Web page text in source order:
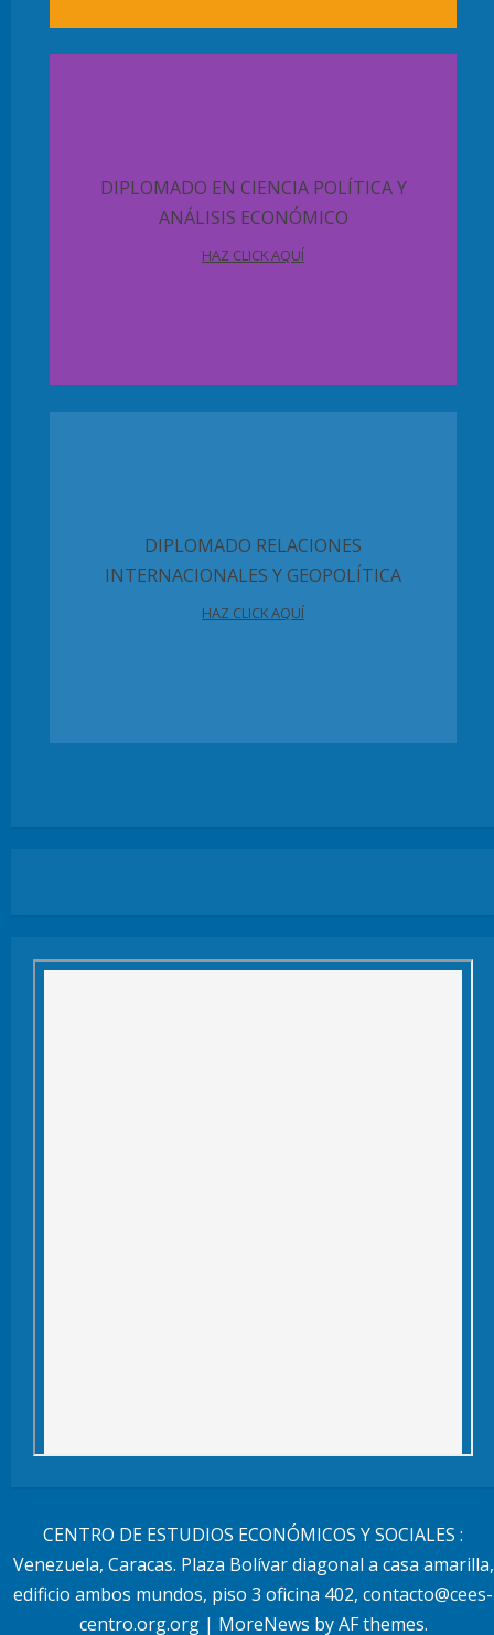
DIPLOMADO EN CIENCIA POLÍTICA Y
ANÁLISIS ECONÓMICO
HAZ CLICK AQUÍ
DIPLOMADO RELACIONES
INTERNACIONALES Y GEOPOLÍTICA
HAZ CLICK AQUÍ
CENTRO DE ESTUDIOS ECONÓMICOS Y SOCIALES :
Venezuela, Caracas. Plaza Bolívar diagonal a casa amarilla,
edificio ambos mundos, piso 3 oficina 402, contacto@cees-
centro.org.org | MoreNews by AF themes.